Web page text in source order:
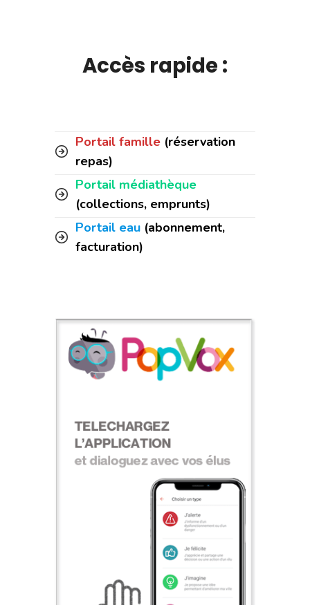
Accès rapide :
Portail famille (réservation
repas)
Portail médiathèque
(collections, emprunts)
Portail eau (abonnement,
facturation)